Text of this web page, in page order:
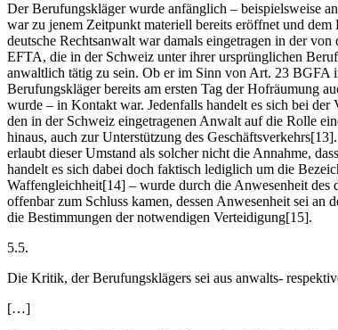
Der Berufungskläger wurde anfänglich – beispielsweise
war zu jenem Zeitpunkt materiell bereits eröffnet und
deutsche Rechtsanwalt war damals eingetragen in der
EFTA, die in der Schweiz unter ihrer ursprünglichen
anwaltlich tätig zu sein. Ob er im Sinn von Art. 23 BGFA
Berufungskläger bereits am ersten Tag der Hofräumung
wurde – in Kontakt war. Jedenfalls handelt es sich bei
den in der Schweiz eingetragenen Anwalt auf die Rolle
hinaus, auch zur Unterstützung des
erlaubt dieser Umstand als solcher nicht die Annahme,
handelt es sich dabei doch faktisch lediglich um die
Waffengleichheit[14] – wurde durch die Anwesenheit des
offenbar zum Schluss kamen, dessen Anwesenheit sei
die Bestimmungen der notwendigen Verteidigung[15].
5.5.
Die Kritik, der Berufungsklägers sei aus anwalts-
[…]